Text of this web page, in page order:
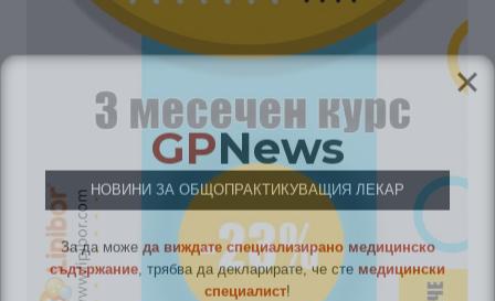
GPNews
НОВИНИ ЗА ОБЩОПРАКТИКУВАЩИЯ ЛЕКАР
За да може
да виждате специализирано медицинско
съдържание , трябва да декларирате, че стемедицински
специалист!